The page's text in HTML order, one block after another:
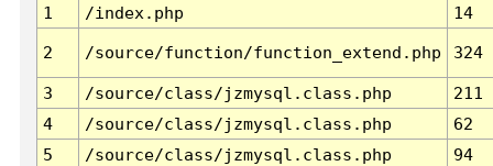
1
/index.php 14
2 /source/function/function_extend.php 324
3 /source/class/jzmysql.class.php
211
4
/source/class/jzmysql.class.php
62
5
/source/class/jzmysql.class.php
94